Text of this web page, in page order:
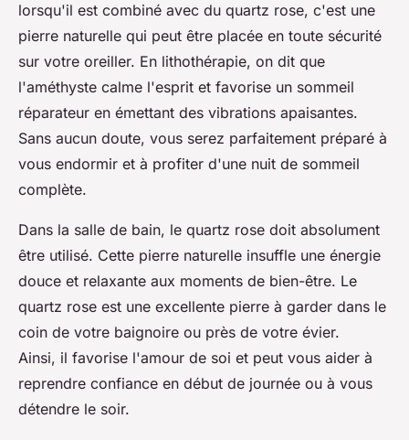
lorsqu'il est combiné avec du quartz rose, c'est une
pierre naturelle qui peut être placée en toute sécurité
sur votre oreiller. En lithothérapie, on dit que
l'améthyste calme l'esprit et favorise un sommeil
réparateur en émettant des vibrations apaisantes.
Sans aucun doute, vous serez parfaitement préparé à
vous endormir et à profiter d'une nuit de sommeil
complète.
Dans la salle de bain, le quartz rose doit absolument
être utilisé. Cette pierre naturelle insuffle une énergie
douce et relaxante aux moments de bien-être. Le
quartz rose est une excellente pierre à garder dans le
coin de votre baignoire ou près de votre évier.
Ainsi, il favorise l'amour de soi et peut vous aider à
reprendre confiance en début de journée ou à vous
détendre le soir.